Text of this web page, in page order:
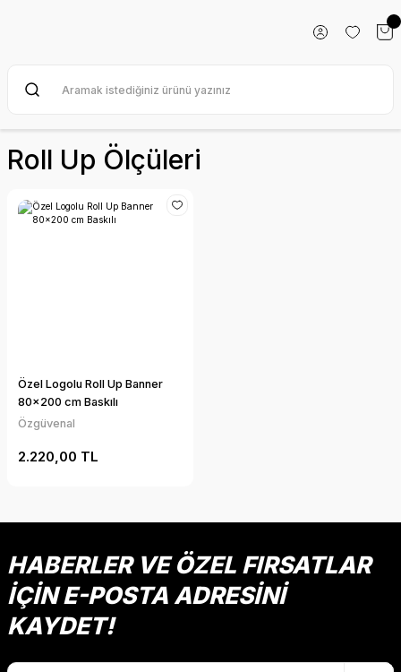
Roll Up Ölçüleri
Özel Logolu Roll Up Banner
80x200 cm Baskılı
Özgüvenal
2.220,00 TL
HABERLER VE ÖZEL FIRSATLAR
İÇİN E-POSTA ADRESİNİ
KAYDET!